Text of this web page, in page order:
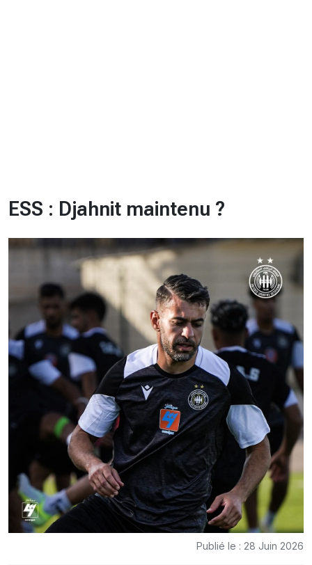
ESS : Djahnit maintenu ?
Publié le : 28 Juin 2026